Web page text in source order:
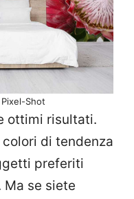
Shot
ottimi risultati.
colori di tendenza
preferiti
Ma se siete